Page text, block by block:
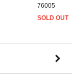
76005
SOLD OUT